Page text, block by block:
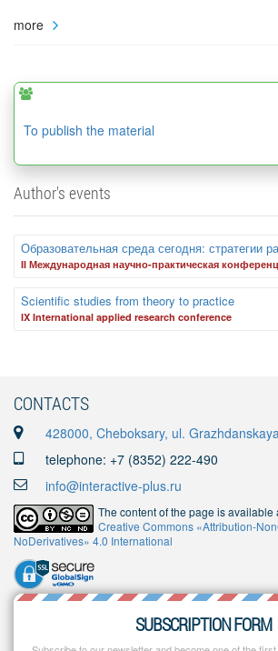
more
To publish the material
Author's events
Образовательная среда сегодня: стратегии
II Международная научно-практическая
Scientific studies from theory to practice
IX International applied research conference
CONTACTS
428000, Cheboksary, ul.
telephone: +7 (8352) 222-490
info@interactive-plus.ru
The content of the page is
Creative Commons «Attribution-
NoDerivatives» 4.0 International
SUBSCRIPTION FORM